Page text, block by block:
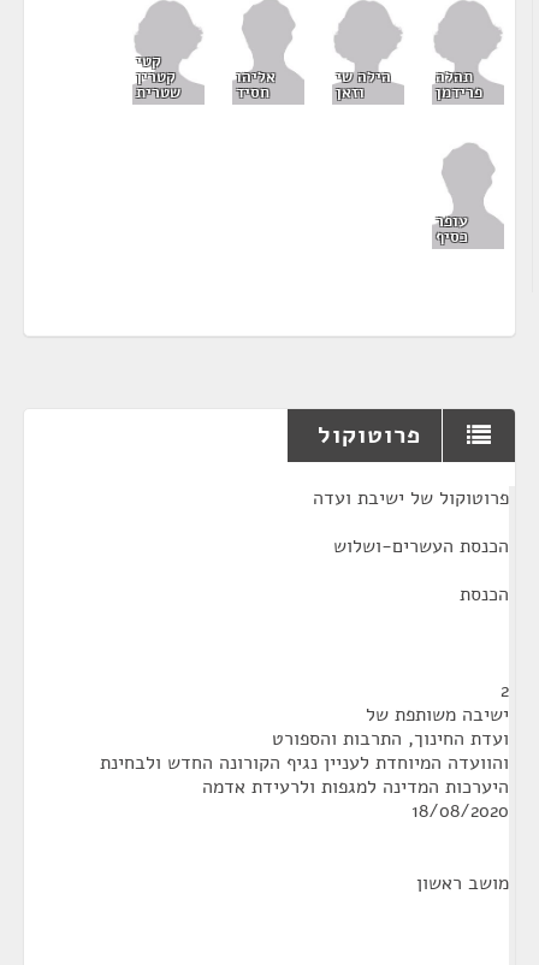
תהלה
פרידמן
הילה שי
וזאן
אליהו
חסיד
קטי
קטרין
שטרית
עופר
כסיף
פרוטוקול
פרוטוקול של ישיבת ועדה
הכנסת העשרים-ושלוש
הכנסת
2
ישיבה משותפת של
ועדת החינוך, התרבות והספורט
והוועדה המיוחדת לעניין נגיף הקורונה החדש ולבחינת
היערכות המדינה למגפות ולרעידת אדמה
18/08/2020
מושב ראשון